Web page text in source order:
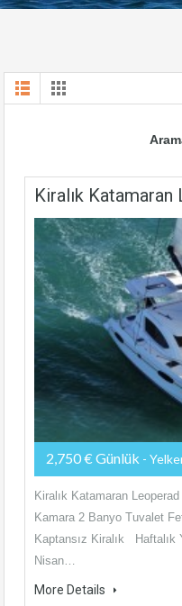
Kiralık Katamaran
2,750 € Günlük -
Kiralık Katamaran
Kamara 2 Banyo Tuvalet
Kaptansız Kiralık Haftalık
Nisan…
More Details